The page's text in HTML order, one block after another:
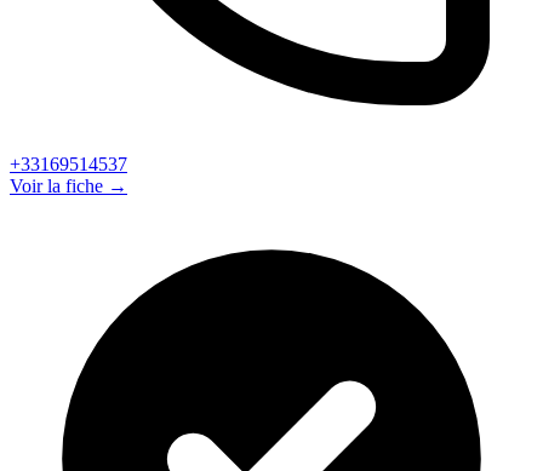
+33169514537
Voir la fiche →